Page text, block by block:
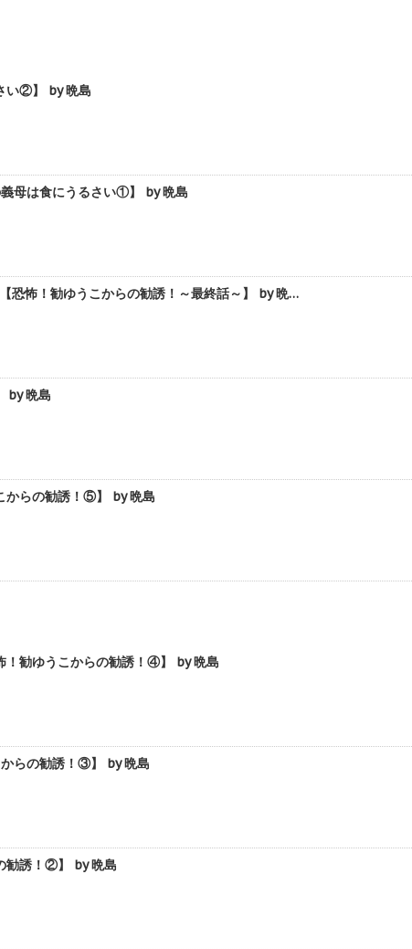
い②】 by 晩島
母は食にうるさい①】 by 晩島
恐怖！勧ゆうこからの勧誘！～最終話～】 by 晩…
by 晩島
からの勧誘！⑤】 by 晩島
！勧ゆうこからの勧誘！④】 by 晩島
らの勧誘！③】 by 晩島
勧誘！②】 by 晩島